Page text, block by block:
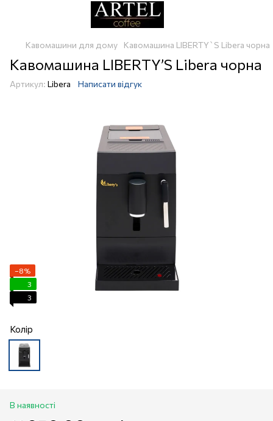
Кавомашини для дому Кавомашина LIBERTY`S Libera чорна
Кавомашина LIBERTY’S Libera чорна
Артикул: Libera Написати відгук
−8%
3
3
Колір
В наявності